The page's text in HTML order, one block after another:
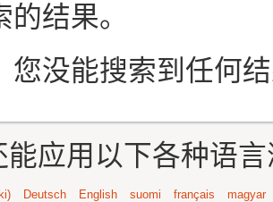
结果。
您没能搜索到任何
能应用以下各种语
Deutsch English suomi français
magyar